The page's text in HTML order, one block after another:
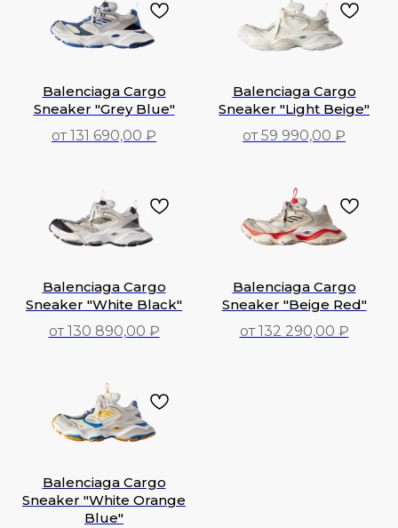
Balenciaga Cargo
Sneaker "Grey Blue"
от 131 690,00 ₽
Balenciaga Cargo
Sneaker "Light Beige"
от 59 990,00 ₽
Balenciaga Cargo
Sneaker "White Black"
от 130 890,00 ₽
Balenciaga Cargo
Sneaker "Beige Red"
от 132 290,00 ₽
Balenciaga Cargo
Sneaker "White Orange
Blue"